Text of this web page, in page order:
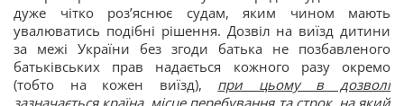
дуже чітко роз’яснює судам, яким чином мають
увалюватись подібні рішення. Дозвіл на виїзд дитини
за межі України без згоди батька не позбавленого
батьківських прав надається кожного разу окремо
(тобто на кожен виїзд), при цьому в дозволі